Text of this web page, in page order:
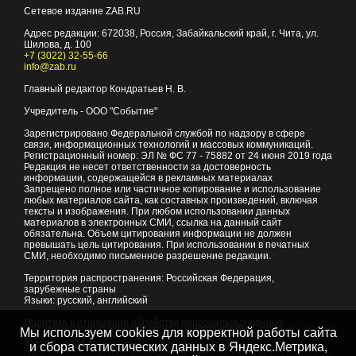
Сетевое издание ZAB.RU
Адрес редакции: 672038 , Россия, Забайкальский край, г. Чита ул.
Шилова, д. 100
+7 (3022) 32-55-66
info@zab.ru
Главный редактор Кондратьев Н. В.
Учредитель - ООО "Событие"
Зарегистрировано Федеральной службой по надзору в сфере
связи, информационных технологий и массовых коммуникаций.
Регистрационный номер: ЭЛ № ФС 77 - 75882 от 24 июня 2019 года
Редакция не несет ответственности за достоверность
информации, содержащейся в рекламных материалах
Запрещено полное или частичное копирование и использование
любых материалов сайта, как составных произведений, включая
тексты и изображения. При любом использовании данных
материалов в электронных СМИ, ссылка на данный сайт
обязательна. Объем цитирования информации не должен
превышать цель цитирования. При использовании в печатных
СМИ, необходимо письменное разрешение редакции.
Территория распространения: Российская Федерация,
зарубежные страны
Языки: русский, английский
© 2007 - 2026Портал Читы и Забайкальского края
Мы используем cookies для корректной работы сайта
и сбора статистических данных в Яндекс.Метрика,